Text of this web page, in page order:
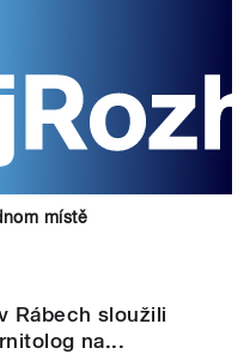
místě
Rábech sloužili
na...